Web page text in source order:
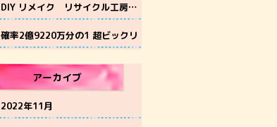
DIY リメイク リサイクル工房MOKO
確率2億9220万分の1 超ビックリ
アーカイブ
2022年11月